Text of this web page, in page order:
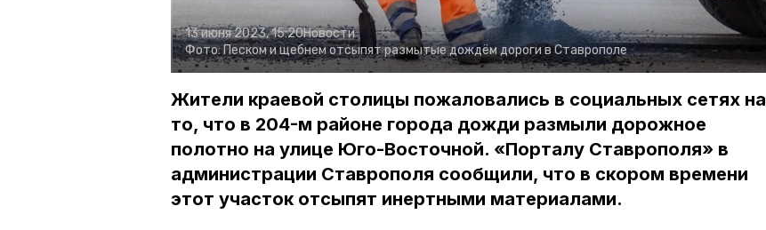
13 июня 2023, 15:20Новости
Фото:Песком и щебнем отсыпят размытые дождём дороги в Ставрополе
Жители краевой столицы пожаловались в социальных сетях на
то, что в 204-м районе города дожди размыли дорожное
полотно на улице Юго-Восточной. «Порталу Ставрополя» в
администрации Ставрополя сообщили, что в скором времени
этот участок отсыпят инертными материалами.